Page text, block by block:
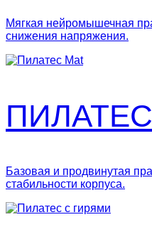
Мягкая нейромышечная
снижения напряжения.
ПИЛАТЕС
Базовая и продвинутая
стабильности корпуса.